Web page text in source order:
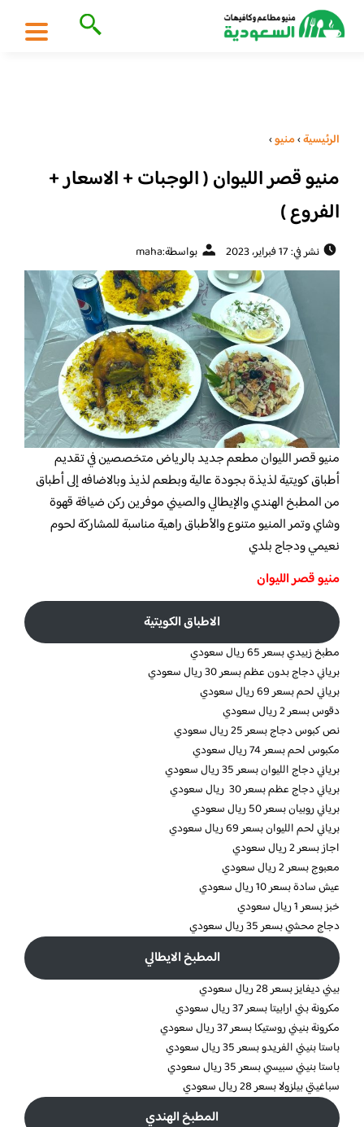
الرئيسية›منيو›
منيو قصر الليوان ( الوجبات + الاسعار +
الفروع )
نشر في: 17 فبراير، 2023 بواسطة:maha
منيو قصر الليوانمطعم جديد بالرياض متخصصين في تقديم
أطباق كويتية لذيذة بجودة عالية وبطعم لذيذ وبالاضافه إلى أطباق
من المطبخ الهندي والإيطالي والصيني موفرين ركن ضيافة قهوة
وشاي وتمر المنيو متنوع والأطباق راهية مناسبة للمشاركة لحوم
نعيمي ودجاج بلدي
منيو قصر الليوان
الاطباق الكويتية
مطبخ زبيدي بسعر 65 ريال سعودي
برياني دجاج بدون عظم بسعر 30 ريال سعودي
برياني لحم بسعر 69 ريال سعودي
دقوس بسعر 2 ريال سعودي
نص كبوس دجاج بسعر 25 ريال سعودي
مكبوس لحم بسعر 74 ريال سعودي
برياني دجاج الليوان بسعر 35 ريال سعودي
برياني دجاج عظم بسعر 30 ريال سعودي
برياني روبيان بسعر 50 ريال سعودي
برياني لحم الليوان بسعر 69 ريال سعودي
اجاز بسعر 2 ريال سعودي
معبوج بسعر 2 ريال سعودي
عيش سادة بسعر 10 ريال سعودي
خبز بسعر 1 ريال سعودي
دجاج محشي بسعر 35 ريال سعودي
المطبخ الايطالي
بيني ديفايز بسعر 28 ريال سعودي
مكرونة بني ارابيتا بسعر 37 ريال سعودي
مكرونة بنيني روستيكا بسعر 37 ريال سعودي
باستا بنيني الفريدو بسعر 35 ريال سعودي
باستا بنيني سبيسي بسعر 35 ريال سعودي
سباغيتي بيلزولا بسعر 28 ريال سعودي
المطبخ الهندي